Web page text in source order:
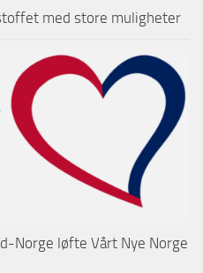
med store muligheter
Norge løfte Vårt Nye Norge